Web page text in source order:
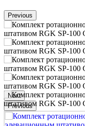
Previous
Next
Previous